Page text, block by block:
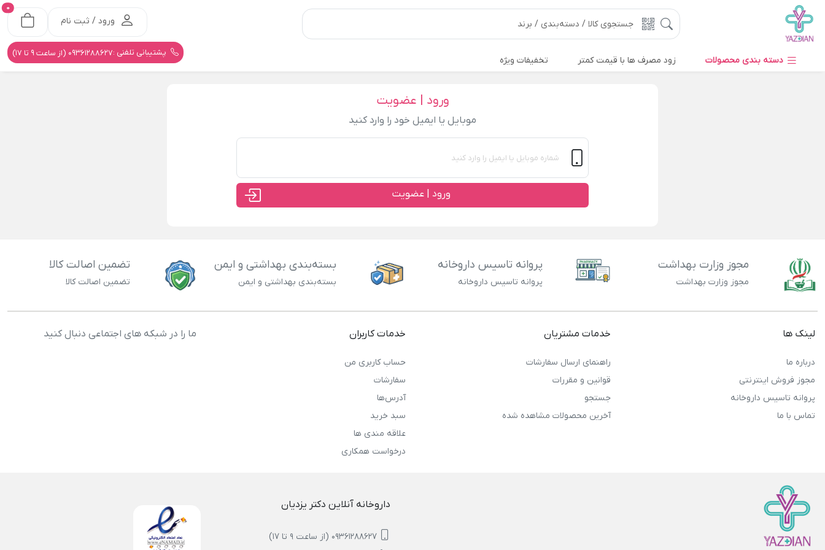
ورود / ثبت نام
0
پشتیبانی تلفنی :09361288627 (از ساعت 9 تا 17)
دسته بندی محصولات زود مصرف ها با قیمت کمتر تخفیفات ویژه
ورود | عضویت
موبایل یا ایمیل خود را وارد کنید
ورود | عضویت
مجوز وزارت بهداشت
مجوز وزارت بهداشت
پروانه تاسیس داروخانه
پروانه تاسیس داروخانه
بسته‌بندی بهداشتی و ایمن
بسته‌بندی بهداشتی و ایمن
تضمین اصالت کالا
تضمین اصالت کالا
لینک ها
درباره ما
مجوز فروش اینترنتی
پروانه تاسیس داروخانه
تماس با ما
خدمات مشتریان
راهنمای ارسال سفارشات
قوانین و مقررات
جستجو
آخرین محصولات مشاهده شده
خدمات کاربران
حساب کاربری من
سفارشات
آدرس‌ها
سبد خرید
علاقه مندی ها
درخواست همکاری
ما را در شبکه های اجتماعی دنبال کنید
داروخانه آنلاین دکتر یزدیان
09361288627 (از ساعت 9 تا 17)